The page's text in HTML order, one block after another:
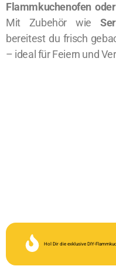
Flammkuchenofen
Mit Zubehör wie
bereitest du frisch
– ideal für Feiern und
Hol Dir die exklusive DIY-